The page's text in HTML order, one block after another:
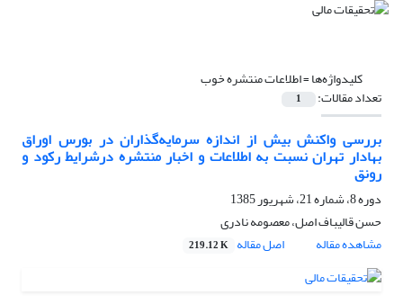
کلیدواژه‌ها =اطلاعات منتشره خوب
تعداد مقالات: 1
بررسی واکنش بیش از اندازه سرمایه‌گذاران در بورس اوراق
بهادار تهران نسبت به اطلاعات و اخبار منتشره درشرایط رکود و
رونق
دوره 8، شماره 21، شهریور 1385
حسن قالیباف اصل، معصومه نادری
مشاهده مقاله
اصل مقاله 219.12 K